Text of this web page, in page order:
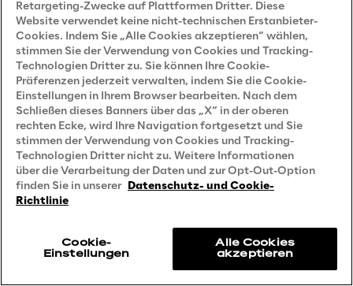
We are
Company Profile
Offices
Newsroom
Retargeting-Zwecke auf Plattformen Dritter. Diese
Website verwendet keine nicht-technischen Erstanbieter-
Cookies. Indem Sie „Alle Cookies akzeptieren“ wählen,
stimmen Sie der Verwendung von Cookies und Tracking-
Technologien Dritter zu. Sie können Ihre Cookie-
Präferenzen jederzeit verwalten, indem Sie die Cookie-
Einstellungen in Ihrem Browser bearbeiten. Nach dem
Schließen dieses Banners über das „X“ in der oberen
rechten Ecke, wird Ihre Navigation fortgesetzt und Sie
stimmen der Verwendung von Cookies und Tracking-
Technologien Dritter nicht zu. Weitere Informationen
über die Verarbeitung der Daten und zur Opt-Out-Option
finden Sie in unserer Datenschutz- und Cookie-
Richtlinie
Cookie-
Einstellungen
Alle Cookies
akzeptieren